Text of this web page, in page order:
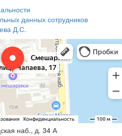
данных сотрудников
Д.С.
наб., д. 34 А